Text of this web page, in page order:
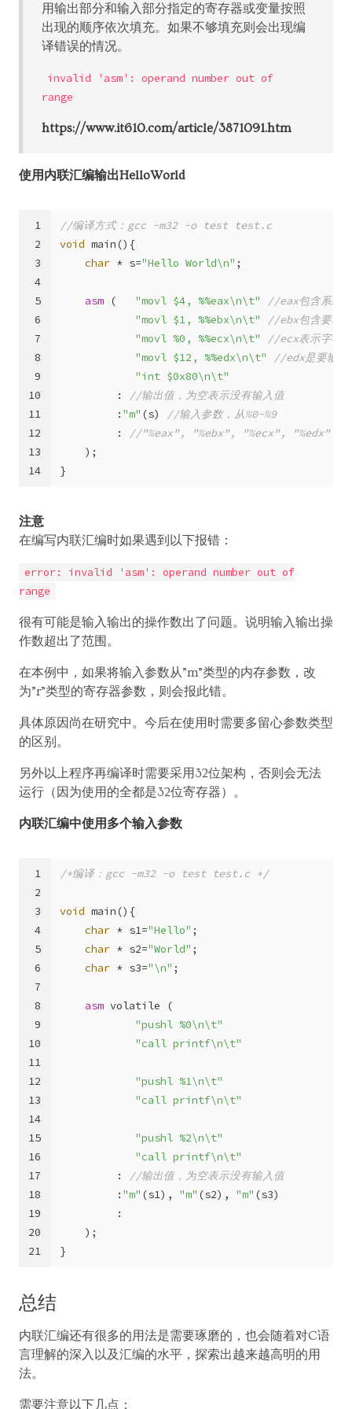
用输出部分和输入部分指定的寄存器或变量按照
出现的顺序依次填充。如果不够填充则会出现编
译错误的情况。
invalid 'asm': operand number out of
range
https://www.it610.com/article/3871091.htm
使用内联汇编输出HelloWorld
1
2
3
4
5
6
7
8
9
10
11
12
13
14
//编译方式：gcc -m32 -o test test.c
void main() {
char * s="Hello World\n" ;
asm ( "movl $4, %%eax\n\t"
//eax包含系统
"movl $1, %%ebx\n\t"
//ebx包含要写
"movl %0, %%ecx\n\t"
//ecx表示字符
"movl $12, %%edx\n\t"
//edx是要输出
"int $0x80\n\t"
         :
//输出值，为空表示没有输入值
         :
"m" (s)
//输入参数，从%0~%9
         :
//"%eax", "%ebx", "%ecx", "%edx"
    );
}
注意
在编写内联汇编时如果遇到以下报错：
error: invalid 'asm': operand number out of
range
很有可能是输入输出的操作数出了问题。说明输入输出操
作数超出了范围。
在本例中，如果将输入参数从”m”类型的内存参数，改
为”r”类型的寄存器参数，则会报此错。
具体原因尚在研究中。今后在使用时需要多留心参数类型
的区别。
另外以上程序再编译时需要采用32位架构，否则会无法
运行（因为使用的全都是32位寄存器）。
内联汇编中使用多个输入参数
1
2
3
4
5
6
7
8
9
10
11
12
13
14
15
16
17
18
19
20
21
/*编译：gcc -m32 -o test test.c */
void main() {
char * s1="Hello" ;
char * s2="World" ;
char * s3="\n" ;
asm volatile
(
"pushl %0\n\t"
"call printf\n\t"
"pushl %1\n\t"
"call printf\n\t"
"pushl %2\n\t"
"call printf\n\t"
         :
//输出值，为空表示没有输入值
         :
"m" (s1), "m" (s2), "m" (s3)
         :
    )
;
}
总结
内联汇编还有很多的用法是需要琢磨的，也会随着对C语
言理解的深入以及汇编的水平，探索出越来越高明的用
法。
需要注意以下几点：